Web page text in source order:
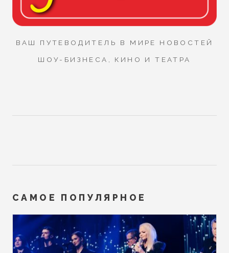
ВАШ ПУТЕВОДИТЕЛЬ В МИРЕ НОВОСТЕЙ
ШОУ-БИЗНЕСА, КИНО И ТЕАТРА
САМОЕ ПОПУЛЯРНОЕ